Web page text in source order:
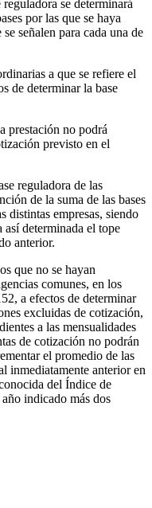
se determinará
por las que se haya
señalen para cada una de
a que se refiere el
de determinar la base
prestación no podrá
previsto en el
reguladora de las
de la suma de las bases
distintas empresas, siendo
así determinada el tope
anterior.
que no se hayan
comunes, en los
a efectos de determinar
excluidas de cotización,
a las mensualidades
de cotización no podrán
el promedio de las
inmediatamente anterior en
del Índice de
indicado más dos